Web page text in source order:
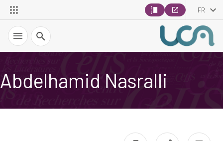
FR
Recherche
Abdelhamid Nasralli